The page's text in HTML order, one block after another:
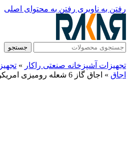
رفتن به ناوبری رفتن به محتوای اصلی
جستجو
تجهیزات آشپزخانه صنعتی راکار »
اجاق » اجاق گاز 6 شعله رومیزی امریکن رنج